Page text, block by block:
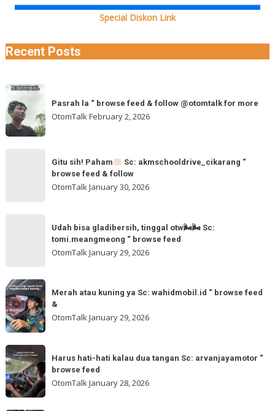
Special Diskon Link
Recent Posts
Pasrah
la
browse
@otomtalk
Pasrah la “ browse feed & follow @otomtalk for more
OtomTalk February 2, 2026
akmschooldrive_cikarang
&
follow
Gitu sih! Paham
Sc: akmschooldrive_cikarang “
browse feed & follow
OtomTalkJanuary 30, 2026
gladibersih,
otw
🌬
🌬
Sc:
“
browse
feed
Udah bisa gladibersih, tinggal otw🌬🌬 Sc:
tomi.meangmeong “ browse feed
OtomTalkJanuary 29, 2026
Merah
atau
kuning
ya
Sc:
wahidmobil.id
“
browse
Merah atau kuning ya Sc: wahidmobil.id “ browse feed
&
OtomTalkJanuary 29, 2026
Harus
hati-
hati
kalau
Harus hati-hati kalau dua tangan Sc: arvanjayamotor “
browse feed
OtomTalkJanuary 28, 2026